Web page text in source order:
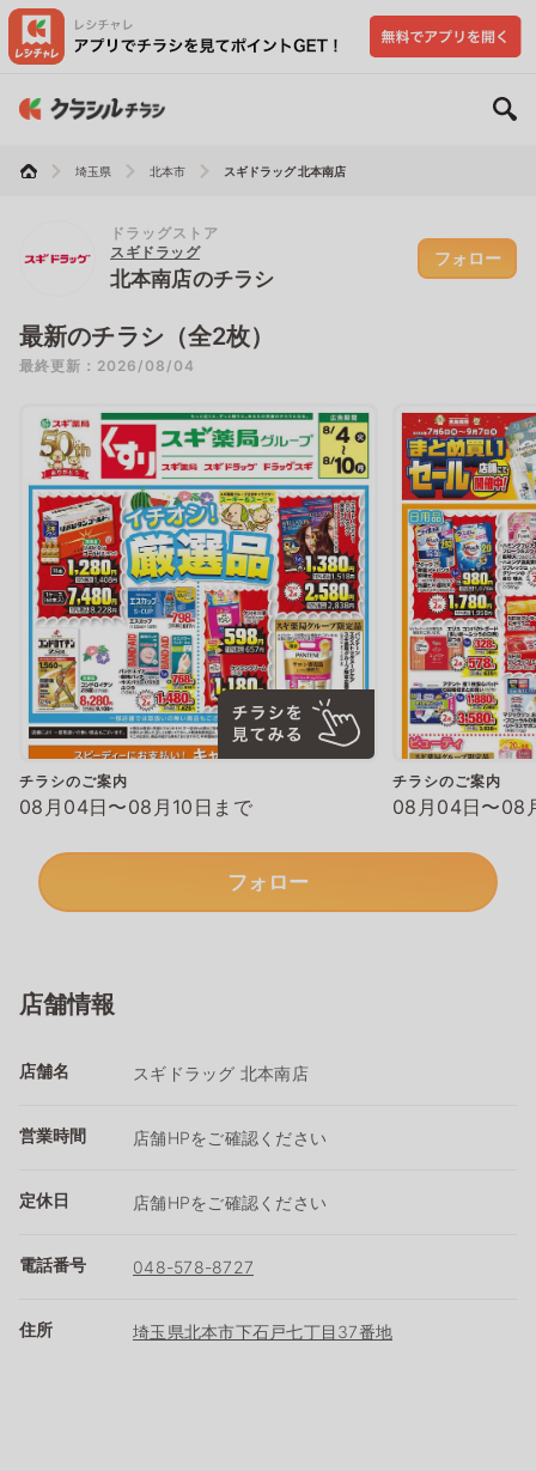
埼玉県 北本市 スギドラッグ 北本南店
ドラッグストア
スギドラッグ
北本南店のチラシ
フォロー
最新のチラシ（全2枚）
最終更新：2026/08/04
チラシのご案内
08月04日〜08月10日まで
チラシのご案内
08月04日〜08
フォロー
店舗情報
店舗名 スギドラッグ 北本南店
営業時間 店舗HPをご確認ください
定休日 店舗HPをご確認ください
電話番号 048-578-8727
住所 埼玉県北本市下石戸七丁目37番地